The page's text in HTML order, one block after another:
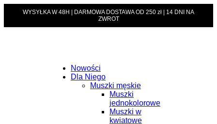
WYSYŁKA W 48H | DARMOWA DOSTAWA OD 250 zł | 14 DNI NA
ZWROT
Nowości
Dla Niego
Muszki męskie
Muszki
jednokolorowe
Muszki w
kwiatowe